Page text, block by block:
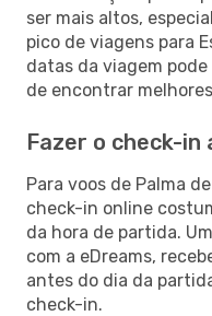
ser mais altos,
pico de viagens para
datas da viagem
de encontrar
Fazer o check-in
Para voos de Palma
check-in online
da hora de partida.
com a eDreams,
antes do dia da
check-in.